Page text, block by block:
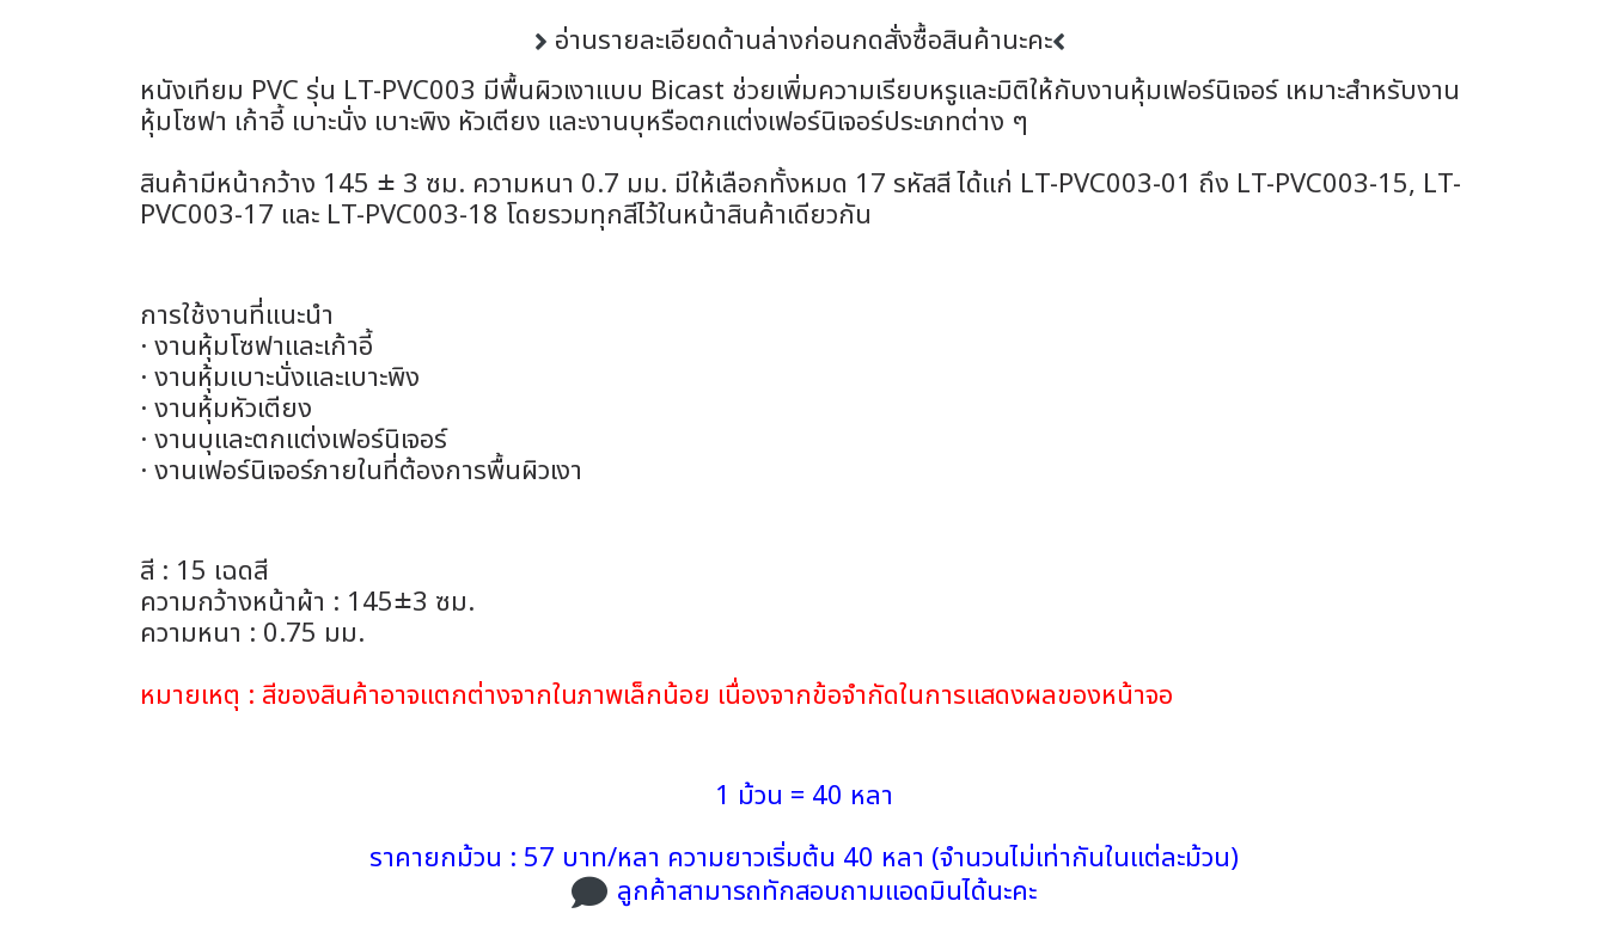
อ่านรายละเอียดด้านล่างก่อนกดสั่งซื้อสินค้านะคะ
หนังเทียม PVC รุ่น LT-PVC003 มีพื้นผิวเงาแบบ Bicast ช่วยเพิ่มความเรียบหรูและมิติให้กับงานหุ้มเฟอร์นิเจอร์ เหมาะสำหรับงาน
หุ้มโซฟา เก้าอี้ เบาะนั่ง เบาะพิง หัวเตียง และงานบุหรือตกแต่งเฟอร์นิเจอร์ประเภทต่าง ๆ
สินค้ามีหน้ากว้าง 145 ± 3 ซม. ความหนา 0.7 มม. มีให้เลือกทั้งหมด 17 รหัสสี ได้แก่ LT-PVC003-01 ถึง LT-PVC003-15, LT-
PVC003-17 และ LT-PVC003-18 โดยรวมทุกสีไว้ในหน้าสินค้าเดียวกัน
การใช้งานที่แนะนำ
· งานหุ้มโซฟาและเก้าอี้
· งานหุ้มเบาะนั่งและเบาะพิง
· งานหุ้มหัวเตียง
· งานบุและตกแต่งเฟอร์นิเจอร์
· งานเฟอร์นิเจอร์ภายในที่ต้องการพื้นผิวเงา
สี : 15 เฉดสี
ความกว้างหน้าผ้า : 145±3 ซม.
ความหนา : 0.75 มม.
หมายเหตุ : สีของสินค้าอาจแตกต่างจากในภาพเล็กน้อย เนื่องจากข้อจำกัดในการแสดงผลของหน้าจอ
1 ม้วน = 40 หลา
ราคายกม้วน : 57 บาท/หลา ความยาวเริ่มต้น 40 หลา (จำนวนไม่เท่ากันในแต่ละม้วน)
ลูกค้าสามารถทักสอบถามแอดมินได้นะคะ